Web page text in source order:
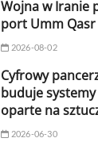
Wojna w Iranie
port Umm
2026-08-02
Cyfrowy
buduje
oparte na
2026-06-30